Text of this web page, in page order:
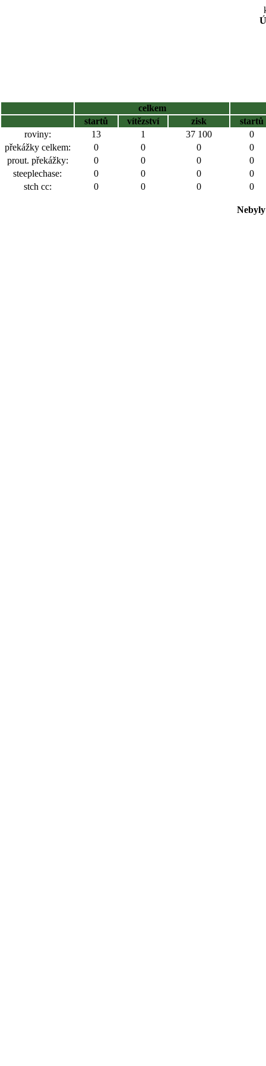
celkem
startů
vítězství zisk
startů
roviny:
13 1 37 100
0
překážky celkem:
0 0 0
0
prout. překážky:
0 0 0
0
steeplechase:
0 0 0
0
stch cc:
0 0 0 0